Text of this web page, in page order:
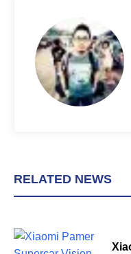
k
r
e
s
p
p
RELATED NEWS